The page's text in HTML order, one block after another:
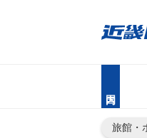
旅館・